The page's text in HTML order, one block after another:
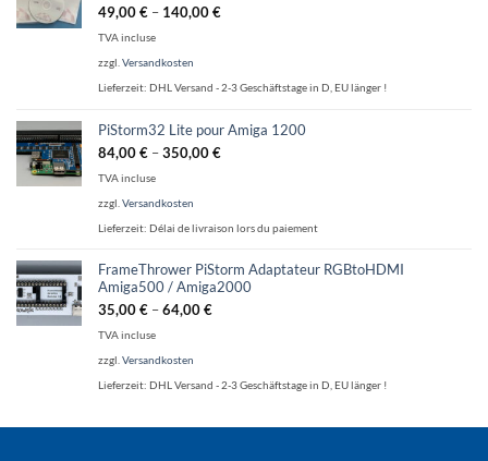
49,00€ – 140,00€
TVA incluse
zzgl. Versandkosten
Lieferzeit: DHL Versand - 2-3 Geschäftstage in D, EU länger !
PiStorm32 Lite pour Amiga 1200
84,00€ –350,00€
TVA incluse
zzgl. Versandkosten
Lieferzeit: Délai de livraison lors du paiement
FrameThrower PiStorm Adaptateur RGBtoHDMI
Amiga500 / Amiga2000
35,00€ –64,00€
TVA incluse
zzgl. Versandkosten
Lieferzeit: DHL Versand - 2-3 Geschäftstage in D, EU länger !